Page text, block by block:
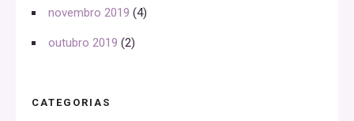
novembro 2019 (4)
outubro 2019 (2)
CATEGORIAS